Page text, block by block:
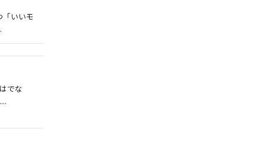
「いいモ
でな